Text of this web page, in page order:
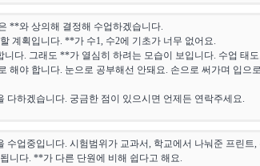
**와 상의해 결정해 수업하겠습니다.
계획입니다. **가 수1, 수2에 기초가 너무 없어요.
다. 그래도 **가 열심히 하려는 모습이 보입니다. 수업 태
해야 합니다. 눈으로 공부해선 안돼요. 손으로 써가며 입으
하겠습니다. 궁금한 점이 있으시면 언제든 연락주세요.
수업중입니다. 시험범위가 교과서, 학교에서 나눠준 프린트
니다. **가 다른 단원에 비해 쉽다고 해요.